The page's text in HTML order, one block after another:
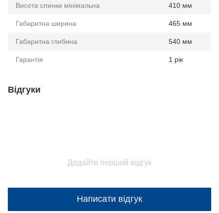
Висота спинки мінімальна 410 мм
Габаритна ширина 465 мм
Габаритна глибина 540 мм
Гарантія 1 рік
Відгуки
Додайте перший відгук
Написати відгук